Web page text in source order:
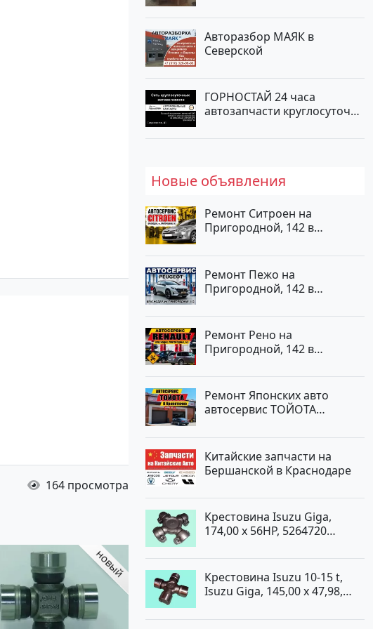
164 просмотра
Авторазбор МАЯК в
Северской
ГОРНОСТАЙ 24 часа
автозапчасти круглосуточно
Новые объявления
Ремонт Ситроен на
Пригородной, 142 в
Ремонт Пежо на
Пригородной, 142 в
Ремонт Рено на
Пригородной, 142 в
Ремонт Японских авто
автосервис ТОЙОТА
Китайские запчасти на
Бершанской в Краснодаре
Крестовина Isuzu Giga,
174,00 x 56HP, 5264720
Крестовина Isuzu 10-15 t,
Isuzu Giga, 145,00 x 47,98,